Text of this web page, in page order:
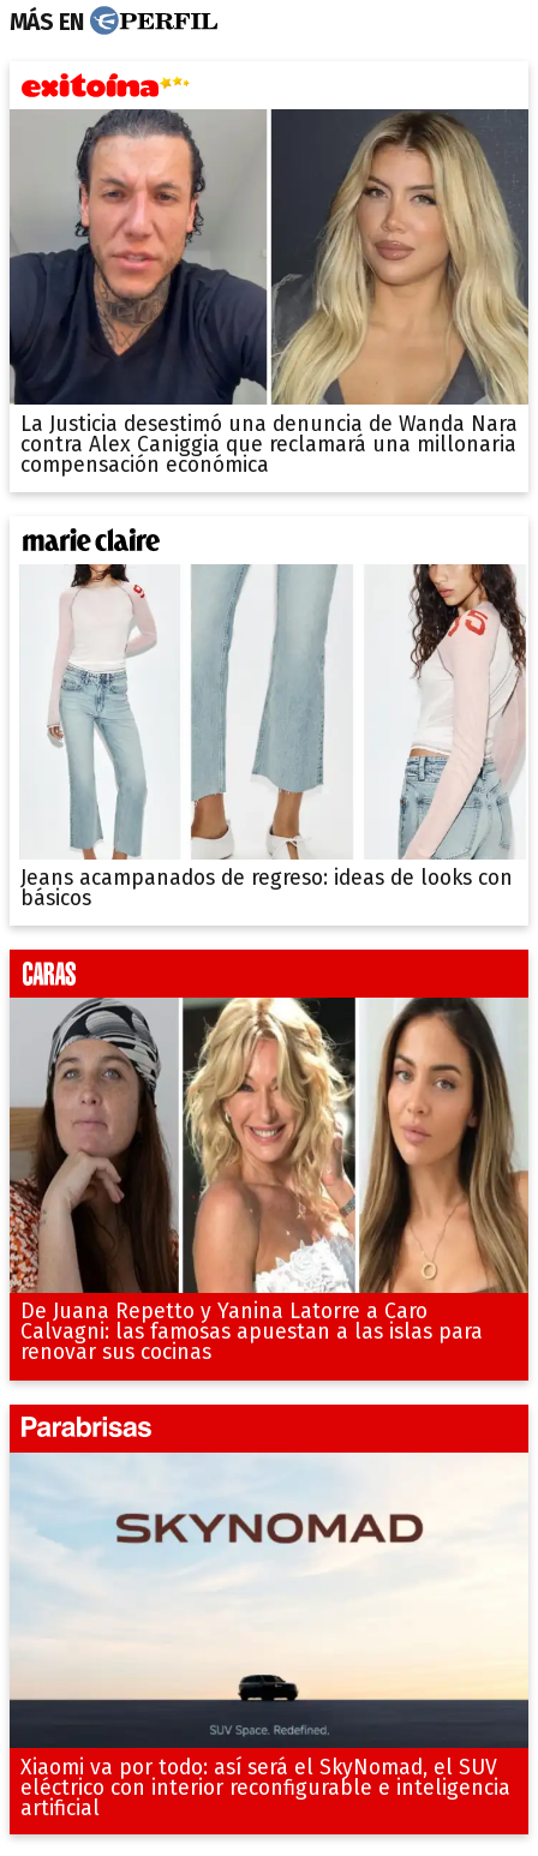
MÁS EN
La Justicia desestimó una denuncia de Wanda Nara
contra Alex Caniggia que reclamará una millonaria
compensación económica
Jeans acampanados de regreso: ideas de looks con
básicos
De Juana Repetto y Yanina Latorre a Caro
Calvagni: las famosas apuestan a las islas para
renovar sus cocinas
Xiaomi va por todo: así será el SkyNomad, el SUV
eléctrico con interior reconfigurable e inteligencia
artificial